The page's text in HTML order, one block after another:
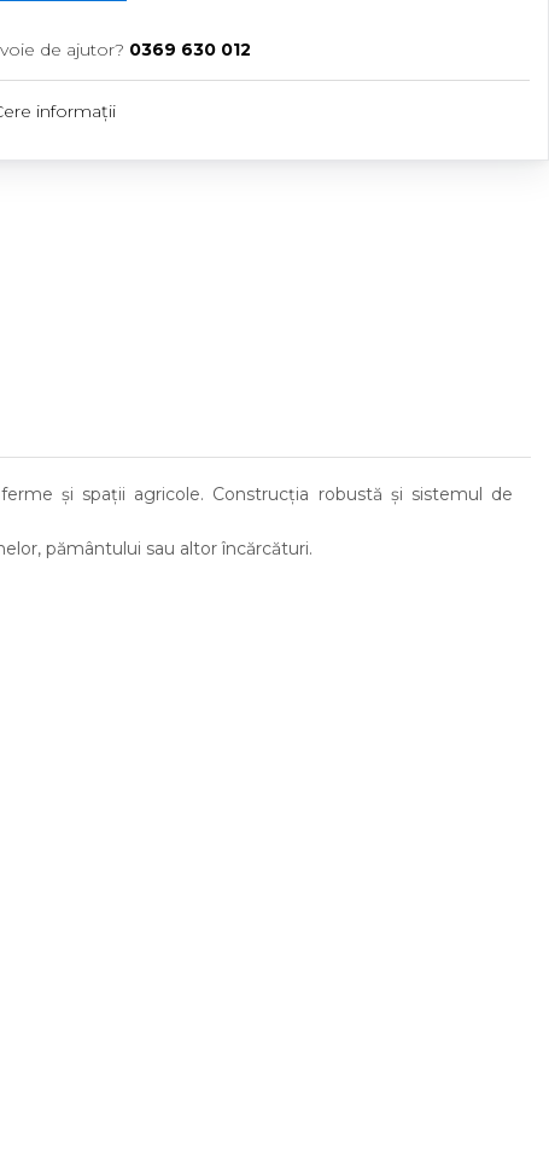
de ajutor? 0369 630 012
informații
și spații agricole. Construcția robustă și sistemul de
pământului sau altor încărcături.